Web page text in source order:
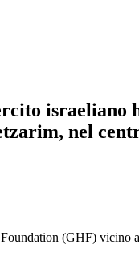
israeliano
nel
(GHF) vicino